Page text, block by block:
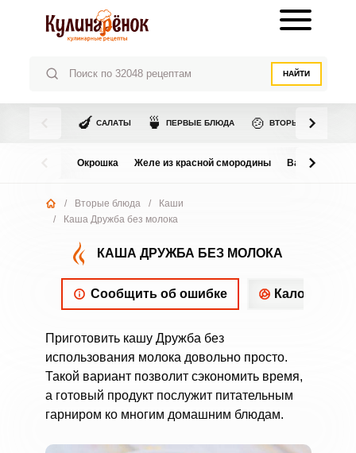
НАЙТИ
🍆 САЛАТЫ 🍵 ПЕРВЫЕ БЛЮДА 🍲 ВТОРЫЕ БЛЮДА
Окрошка Желе из красной смородины Варенье из
/ Вторые блюда /
Каши
/
Каша Дружба без молока
КАША ДРУЖБА БЕЗ МОЛОКА
Сообщить об ошибке
Приготовить кашу Дружба без
использования молока довольно просто.
Такой вариант позволит сэкономить время,
а готовый продукт послужит питательным
гарниром ко многим домашним блюдам.